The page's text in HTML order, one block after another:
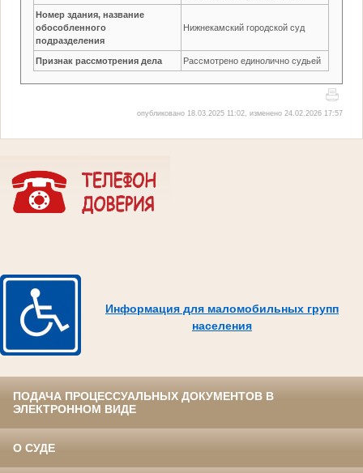
Номер здания, название
обособленного
подразделения
Нижнекамский городской суд
Признак рассмотрения дела Рассмотрено единолично судьей
опубликовано 18.03.2025 11:02, изменено 24.02.2026 17:57
Информация для маломобильных групп
населения
ПОДАЧА ПРОЦЕССУАЛЬНЫХ ДОКУМЕНТОВ В
ЭЛЕКТРОННОМ ВИДЕ
О СУДЕ